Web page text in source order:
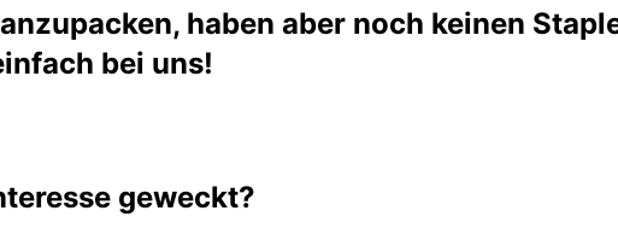
haben aber noch keinen
bei uns!
geweckt?